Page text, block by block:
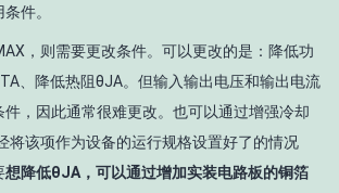
件。
，则需要更改条件。可以更改的是：降低功
A、降低热阻θJA。但输入输出电压和输出电流
，因此通常很难更改。也可以通过增强冷却
将该项作为设备的运行规格设置好了的情况
想降低θJA，可以通过增加实装电路板的铜箔